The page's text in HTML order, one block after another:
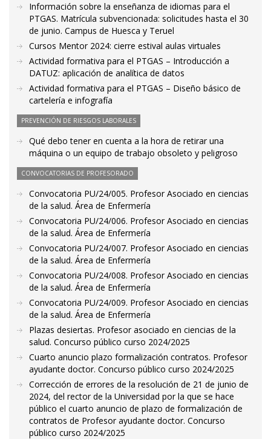
Información sobre la enseñanza de idiomas para el
PTGAS. Matrícula subvencionada: solicitudes hasta el 30
de junio. Campus de Huesca y Teruel
Cursos Mentor 2024: cierre estival aulas virtuales
Actividad formativa para el PTGAS – Introducción a
DATUZ: aplicación de analítica de datos
Actividad formativa para el PTGAS – Diseño básico de
cartelería e infografía
PREVENCIÓN DE RIESGOS LABORALES
Qué debo tener en cuenta a la hora de retirar una
máquina o un equipo de trabajo obsoleto y peligroso
CONVOCATORIAS DE PROFESORADO
Convocatoria PU/24/005. Profesor Asociado en ciencias
de la salud. Área de Enfermería
Convocatoria PU/24/006. Profesor Asociado en ciencias
de la salud. Área de Enfermería
Convocatoria PU/24/007. Profesor Asociado en ciencias
de la salud. Área de Enfermería
Convocatoria PU/24/008. Profesor Asociado en ciencias
de la salud. Área de Enfermería
Convocatoria PU/24/009. Profesor Asociado en ciencias
de la salud. Área de Enfermería
Plazas desiertas. Profesor asociado en ciencias de la
salud. Concurso público curso 2024/2025
Cuarto anuncio plazo formalización contratos. Profesor
ayudante doctor. Concurso público curso 2024/2025
Corrección de errores de la resolución de 21 de junio de
2024, del rector de la Universidad por la que se hace
público el cuarto anuncio de plazo de formalización de
contratos de Profesor ayudante doctor. Concurso
público curso 2024/2025